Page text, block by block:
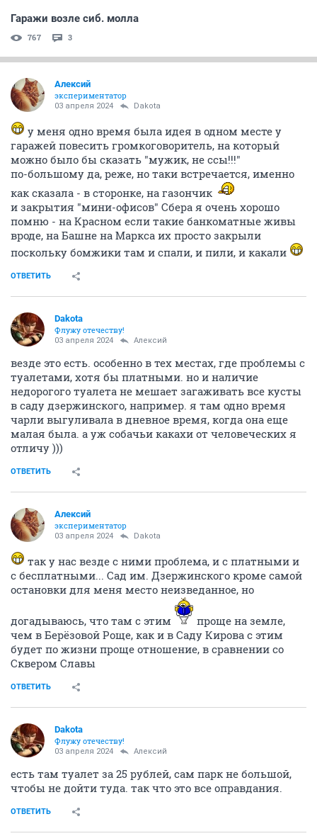
Гаражи возле сиб. молла
767 3
Алексий
экспериментатор
03 апреля 2024 Dаkota
у меня одно время была идея в одном месте у
гаражей повесить громкоговоритель, на который
можно было бы сказать "мужик, не ссы!!!"
по-большому да, реже, но таки встречается, именно
как сказала - в сторонке, на газончик
и закрытия "мини-офисов" Сбера я очень хорошо
помню - на Красном если такие банкоматные живы
вроде, на Башне на Маркса их просто закрыли
поскольку бомжики там и спали, и пили, и какали
ОТВЕТИТЬ
Dаkota
Флужу отечеству!
03 апреля 2024 Алексий
везде это есть. особенно в тех местах, где проблемы с
туалетами, хотя бы платными. но и наличие
недорогого туалета не мешает загаживать все кусты
в саду дзержинского, например. я там одно время
чарли выгуливала в дневное время, когда она еще
малая была. а уж собачьи какахи от человеческих я
отличу )))
ОТВЕТИТЬ
Алексий
экспериментатор
03 апреля 2024 Dаkota
так у нас везде с ними проблема, и с платными и
с бесплатными... Сад им. Дзержинского кроме самой
остановки для меня место неизведанное, но
догадываюсь, что там с этим
проще на земле,
чем в Берёзовой Роще, как и в Саду Кирова с этим
будет по жизни проще отношение, в сравнении со
Сквером Славы
ОТВЕТИТЬ
Dаkota
Флужу отечеству!
03 апреля 2024 Алексий
есть там туалет за 25 рублей, сам парк не большой,
чтобы не дойти туда. так что это все оправдания.
ОТВЕТИТЬ